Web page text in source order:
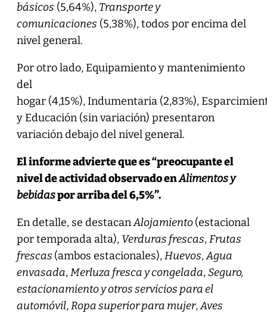
básicos (5,64%), Transporte y
comunicaciones (5,38%), todos por encima del
nivel general.
Por otro lado, Equipamiento y mantenimiento
del
hogar (4,15%), Indumentaria (2,83%),
y Educación (sin variación) presentaron
variación debajo del nivel general.
El informe advierte que es “preocupante el
nivel de actividad observado enAlimentos y
bebidaspor arriba del 6,5%”.
En detalle, se destacanAlojamiento(estacional
por temporada alta), Verduras frescas,Frutas
frescas (ambos estacionales),Huevos,Agua
envasada,Merluza fresca y congelada,Seguro,
estacionamiento y otros servicios para el
automóvil,Ropa superior para mujer,Aves